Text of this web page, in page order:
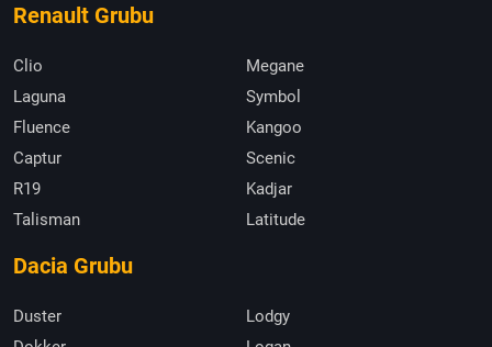
Renault Grubu
Clio
Megane
Laguna
Symbol
Fluence
Kangoo
Captur
Scenic
R19
Kadjar
Talisman
Latitude
Dacia Grubu
Duster
Lodgy